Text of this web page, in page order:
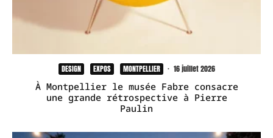
DESIGN EXPOS MONTPELLIER · 16 juillet 2026
À Montpellier le musée Fabre consacre
une grande rétrospective à Pierre
Paulin